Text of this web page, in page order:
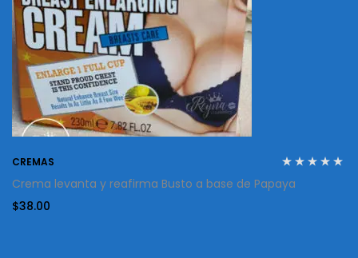
CREMAS
Crema levanta y reafirma Busto a base de Papaya
$38.00